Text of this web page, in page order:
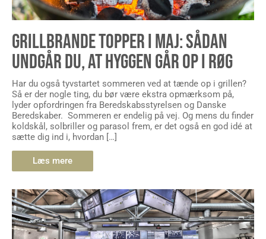
GRILLBRANDE TOPPER I MAJ: SÅDAN
UNDGÅR DU, AT HYGGEN GÅR OP I RØG
Har du også tyvstartet sommeren ved at tænde op i grillen?
Så er der nogle ting, du bør være ekstra opmærksom på,
lyder opfordringen fra Beredskabsstyrelsen og Danske
Beredskaber. Sommeren er endelig på vej. Og mens du finder
koldskål, solbriller og parasol frem, er det også en god idé at
sætte dig ind i, hvordan […]
Læs mere